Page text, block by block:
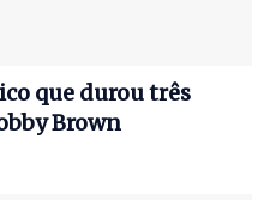
que durou três
Brown